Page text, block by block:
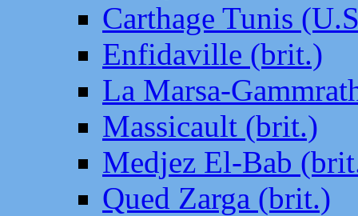
Carthage Tunis
Enfidaville (brit.)
La Marsa-
Massicault (brit.)
Medjez El-Bab
Qued Zarga (brit.)